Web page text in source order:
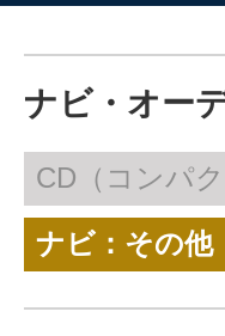
ナビ・オー
CD（コンパ
ナビ：その他